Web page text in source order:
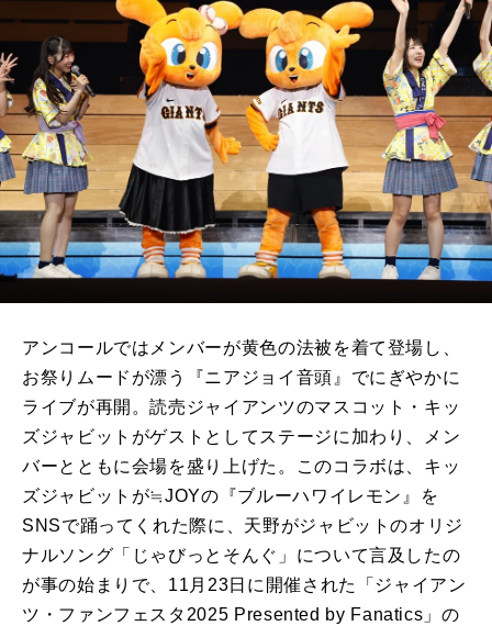
アンコールではメンバーが黄色の法被を着て登場し、
お祭りムードが漂う『ニアジョイ音頭』でにぎやかに
ライブが再開。読売ジャイアンツのマスコット・キッ
ズジャビットがゲストとしてステージに加わり、メン
バーとともに会場を盛り上げた。このコラボは、キッ
ズジャビットが≒JOYの『ブルーハワイレモン』を
SNSで踊ってくれた際に、天野がジャビットのオリジ
ナルソング「じゃびっとそんぐ」について言及したの
が事の始まりで、11月23日に開催された「ジャイアン
ツ・ファンフェスタ2025 Presented by Fanatics」の